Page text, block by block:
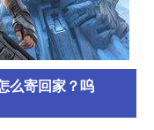
么寄回家？呜